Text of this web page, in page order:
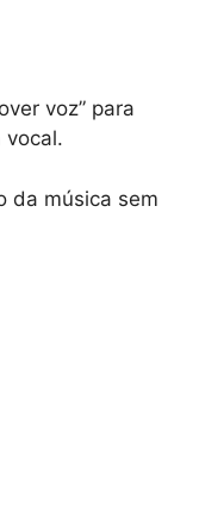
voz” para
vocal.
da música sem